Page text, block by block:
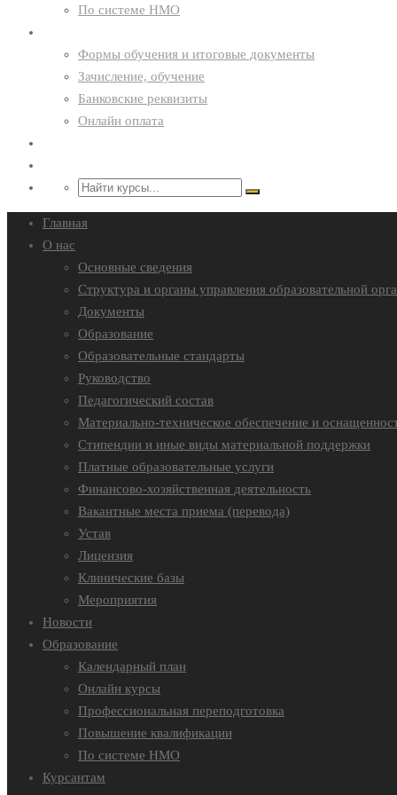
По системе НМО
Формы обучения и итоговые документы
Зачисление, обучение
Банковские реквизиты
Онлайн оплата
Главная
О нас
Основные сведения
Структура и органы управления образовательной
Документы
Образование
Образовательные стандарты
Руководство
Педагогический состав
Материально-техническое обеспечение и
Стипендии и иные виды материальной поддержки
Платные образовательные услуги
Финансово-хозяйственная деятельность
Вакантные места приема (перевода)
Устав
Лицензия
Клинические базы
Мероприятия
Новости
Образование
Календарный план
Онлайн курсы
Профессиональная переподготовка
Повышение квалификации
По системе НМО
Курсантам